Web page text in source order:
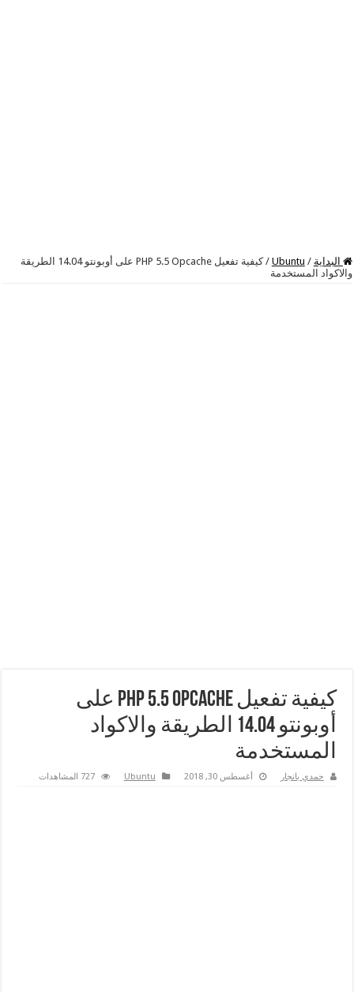
البداية /
Ubuntu
/
كيفية تفعيل PHP 5.5 Opcache على أوبونتو 14.04 الطريقة
والاكواد المستخدمة
كيفية تفعيل PHP 5.5 Opcache على
أوبونتو 14.04 الطريقة والاكواد
المستخدمة
حمدي بانجار أغسطس 30, 2018 Ubuntu 727 المشاهدات